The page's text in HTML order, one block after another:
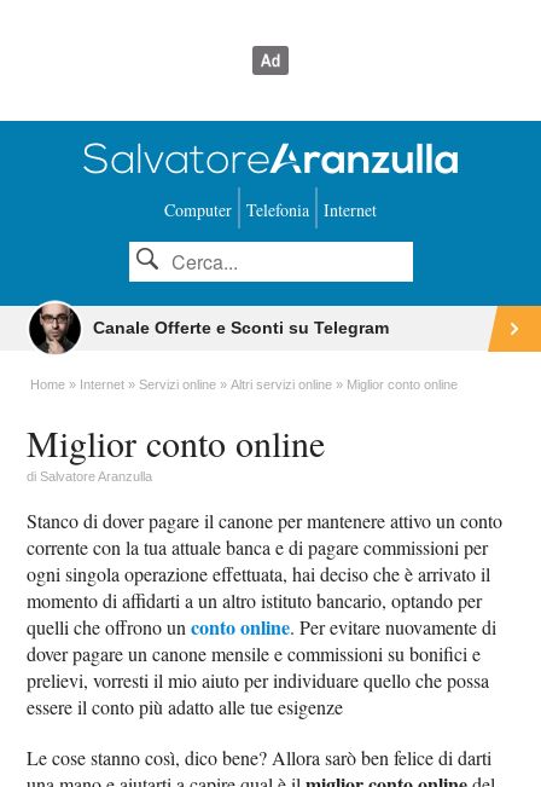
Computer Telefonia Internet
Canale Offerte e Sconti su Telegram
Home Internet Servizi online Altri servizi online Miglior conto online
Miglior conto online
diSalvatore Aranzulla
Stanco di dover pagare il canone per mantenere attivo un conto
corrente con la tua attuale banca e di pagare commissioni per
ogni singola operazione effettuata, hai deciso che è arrivato il
momento di affidarti a un altro istituto bancario, optando per
quelli che offrono unconto online. Per evitare nuovamente di
dover pagare un canone mensile e commissioni su bonifici e
prelievi, vorresti il mio aiuto per individuare quello che possa
essere il conto più adatto alle tue esigenze
Le cose stanno così, dico bene? Allora sarò ben felice di darti